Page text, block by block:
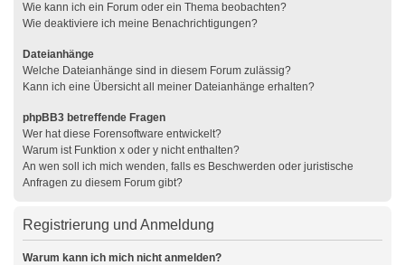
Wie kann ich ein Forum oder ein Thema beobachten?
Wie deaktiviere ich meine Benachrichtigungen?
Dateianhänge
Welche Dateianhänge sind in diesem Forum zulässig?
Kann ich eine Übersicht all meiner Dateianhänge erhalten?
phpBB3 betreffende Fragen
Wer hat diese Forensoftware entwickelt?
Warum ist Funktion x oder y nicht enthalten?
An wen soll ich mich wenden, falls es Beschwerden oder juristische
Anfragen zu diesem Forum gibt?
Registrierung und Anmeldung
Warum kann ich mich nicht anmelden?